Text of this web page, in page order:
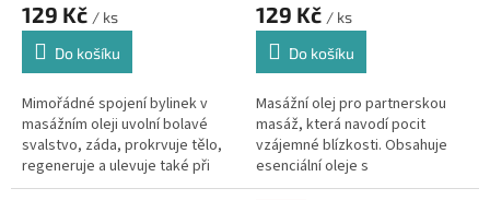
129 Kč / ks
Do košíku
Mimořádné spojení bylinek v
masážním oleji uvolní bolavé
svalstvo, záda, prokrvuje tělo,
regeneruje a ulevuje také při
nachlazení.
129 Kč / ks
Do košíku
Masážní olej pro partnerskou
masáž, která navodí pocit
vzájemné blízkosti. Obsahuje
esenciální oleje s
afrodiziakálními účinky